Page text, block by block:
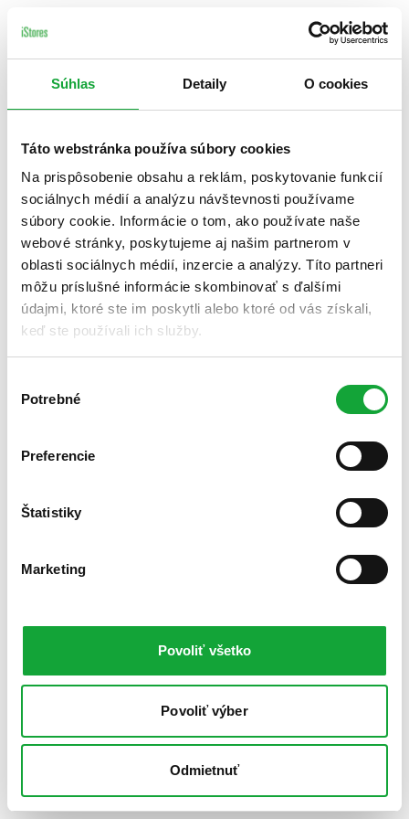
Súhlas Detaily O cookies
Táto webstránka používa súbory cookies
Na prispôsobenie obsahu a reklám, poskytovanie funkcií
sociálnych médií a analýzu návštevnosti používame
súbory cookie. Informácie o tom, ako používate naše
webové stránky, poskytujeme aj našim partnerom v
oblasti sociálnych médií, inzercie a analýzy. Títo partneri
môžu príslušné informácie skombinovať s ďalšími
údajmi, ktoré ste im poskytli alebo ktoré od vás získali,
keď ste používali ich služby.
súhlasu
Potrebné
Preferencie
Štatistiky
Marketing
Povoliť všetko
Povoliť výber
Odmietnuť